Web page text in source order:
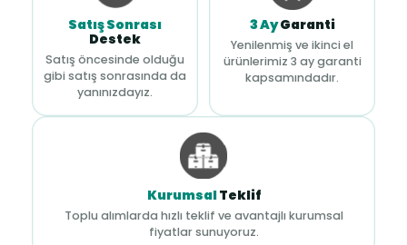
Satış Sonrası
Destek
Satış öncesinde olduğu
gibi satış sonrasında da
yanınızdayız.
3 AyGaranti
Yenilenmiş ve ikinci el
ürünlerimiz 3 ay garanti
kapsamındadır.
KurumsalTeklif
Toplu alımlarda hızlı teklif ve avantajlı kurumsal
fiyatlar sunuyoruz.